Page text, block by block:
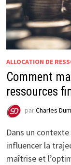
ALLOCATION DE
Comment
ressources
parCharles
Dans un
influencer la
maîtrise et